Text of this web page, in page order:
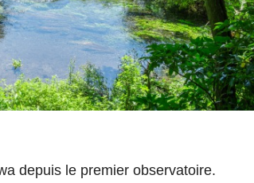
depuis le premier observatoire.